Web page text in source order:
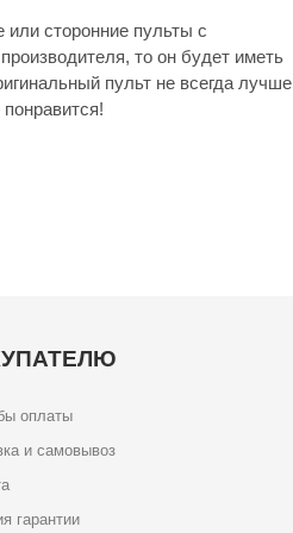
сторонние пульты с
то он будет иметь
пульт не всегда лучше
оплаты
и самовывоз
гарантии